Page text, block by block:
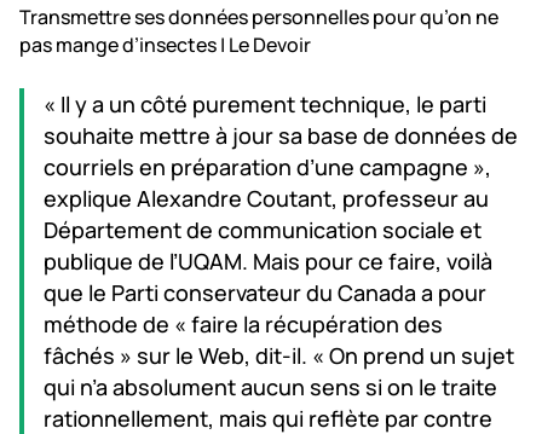
Transmettre ses données personnelles pour qu’on ne
pas mange d’insectes | Le Devoir
« Il y a un côté purement technique, le parti
souhaite mettre à jour sa base de données de
courriels en préparation d’une campagne »,
explique Alexandre Coutant, professeur au
Département de communication sociale et
publique de l’UQAM. Mais pour ce faire, voilà
que le Parti conservateur du Canada a pour
méthode de « faire la récupération des
fâchés » sur le Web, dit-il. « On prend un sujet
qui n’a absolument aucun sens si on le traite
rationnellement, mais qui reflète par contre